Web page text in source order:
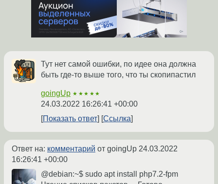
Тут нет самой ошибки, по идее она должна
быть где-то выше того, что ты скопипастил
goingUp ★★★★★
24.03.2022 16:26:41 +00:00
Показать ответ
Ссылка
Ответ на: комментарий от goingUp 24.03.2022
16:26:41 +00:00
@debian:~$ sudo apt install php7.2-fpm